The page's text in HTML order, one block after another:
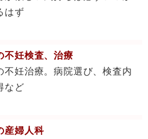
はず
不妊検査、治療
不妊治療。病院選び、検査内
など
産婦人科